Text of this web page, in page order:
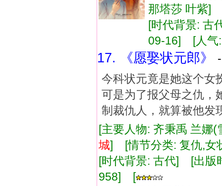
那塔莎 叶紫]
[时代背景:
09-16] [人
17. 《愿娶状元郎》
今科状元竟是她这个女
可是为了报父母之仇，
制裁仇人，就算被他发
[主要人物: 齐秉禹 兰
城] [情节分类: 复仇,
[时代背景: 古代] [出
958] [